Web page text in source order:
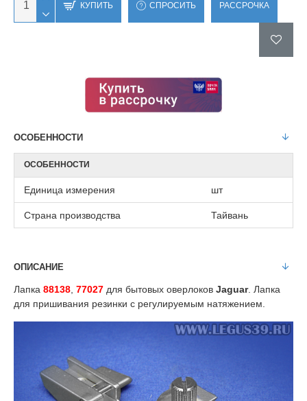
КУПИТЬ СПРОСИТЬ РАССРОЧКА
ОСОБЕННОСТИ
ОСОБЕННОСТИ
Единица измерения шт
Страна производства Тайвань
ОПИСАНИЕ
Лапка 88138 77027 для бытовых оверлоков Jaguar. Лапка
для пришивания резинки с регулируемым натяжением.